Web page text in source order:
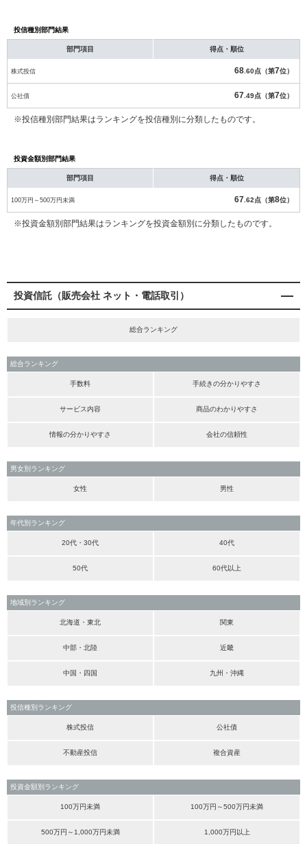
投信種別部門結果
部門項目 得点・順位
株式投信 68 .60点（第7位）
公社債 67 .49点（第7位）
※投信種別部門結果はランキングを投信種別に分類したものです。
投資金額別部門結果
部門項目 得点・順位
100万円～500万円未満 67 .62点（第8位）
※投資金額別部門結果はランキングを投資金額別に分類したものです。
投資信託（販売会社 ネット・電話取引）
総合ランキング
総合ランキング
手数料 手続きの分かりやすさ
サービス内容 商品のわかりやすさ
情報の分かりやすさ 会社の信頼性
男女別ランキング
女性 男性
年代別ランキング
20代・30代 40代
50代 60代以上
地域別ランキング
北海道・東北 関東
中部・北陸 近畿
中国・四国 九州・沖縄
投信種別ランキング
株式投信 公社債
不動産投信 複合資産
投資金額別ランキング
100万円未満 100万円～500万円未満
500万円～1,000万円未満 1,000万円以上